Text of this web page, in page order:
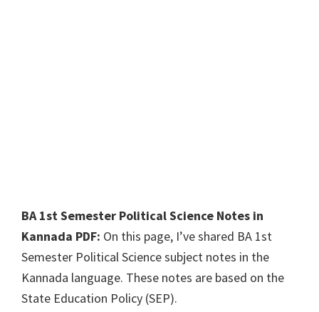
BA 1st Semester Political Science Notes in
Kannada PDF: On this page, I’ve shared BA 1st
Semester Political Science subject notes in the
Kannada language. These notes are based on the
State Education Policy (SEP).